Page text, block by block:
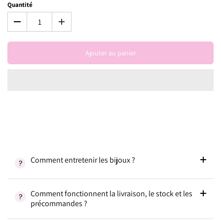
Quantité
Ajouter au panier
Comment entretenir les bijoux ?
Comment fonctionnent la livraison, le stock et les
précommandes ?